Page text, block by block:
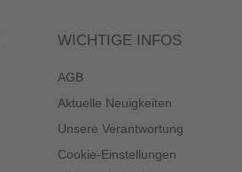
WICHTIGE INFOS
AGB
Aktuelle Neuigkeiten
Unsere Verantwortung
Cookie-Einstellungen